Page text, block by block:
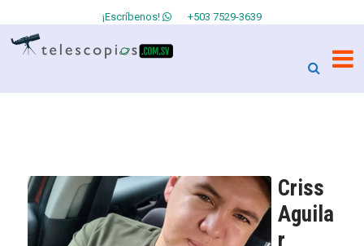
¡Escríbenos! +503 7529-3639
Criss
Aguila
r